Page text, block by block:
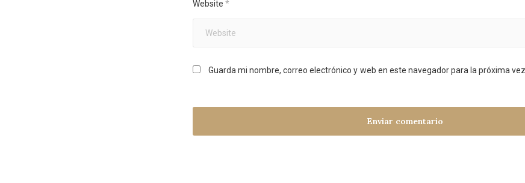
Website*
Guarda mi nombre, correo electrónico y web en este navegador para la próxima